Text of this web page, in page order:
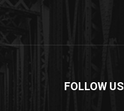
FOLLOW US